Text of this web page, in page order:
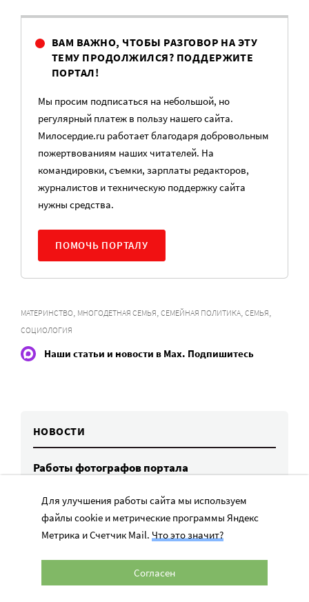
ВАМ ВАЖНО, ЧТОБЫ РАЗГОВОР НА ЭТУ
ТЕМУ ПРОДОЛЖИЛСЯ? ПОДДЕРЖИТЕ
ПОРТАЛ!
Мы просим подписаться на небольшой, но
регулярный платеж в пользу нашего сайта.
Милосердие.ru работает благодаря добровольным
пожертвованиям наших читателей. На
командировки, съемки, зарплаты редакторов,
журналистов и техническую поддержку сайта
нужны средства.
ПОМОЧЬ ПОРТАЛУ
МАТЕРИНСТВО, МНОГОДЕТНАЯ СЕМЬЯ, СЕМЕЙНАЯ ПОЛИТИКА, СЕМЬЯ,
СОЦИОЛОГИЯ
Наши статьи и новости в Max. Подпишитесь
НОВОСТИ
Работы фотографов портала
в Переславле-Залесском
6 авг, 16:03
МЧС предупреждает москвичей о грозе
Для улучшения работы сайта мы используем
файлы cookie и метрические программы Яндекс
Метрика и Счетчик Mail. Что это значит?
Согласен